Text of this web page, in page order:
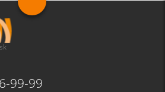
моих персональных данных для связи
в отношении обработки персональных
Политикой конфиденциальности
99-99